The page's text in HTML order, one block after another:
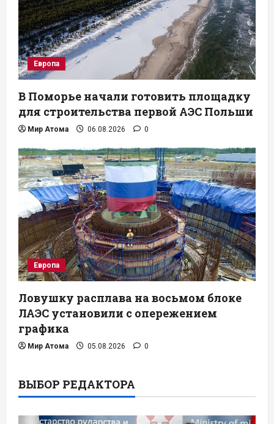
Европа
В Поморье начали готовить площадку
для строительства первой АЭС Польши
Мир Атома 06.08.2026 0
Европа
Ловушку расплава на восьмом блоке
ЛАЭС установили с опережением
графика
Мир Атома 05.08.2026 0
ВЫБОР РЕДАКТОРА